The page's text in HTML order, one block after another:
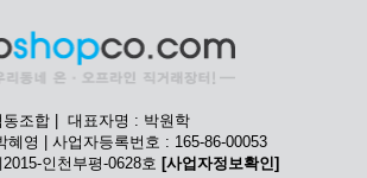
조합 | 대표자명 : 박원학
영 | 사업자등록번호 : 165-86-00053
인천부평-0628호 [사업자정보확인]